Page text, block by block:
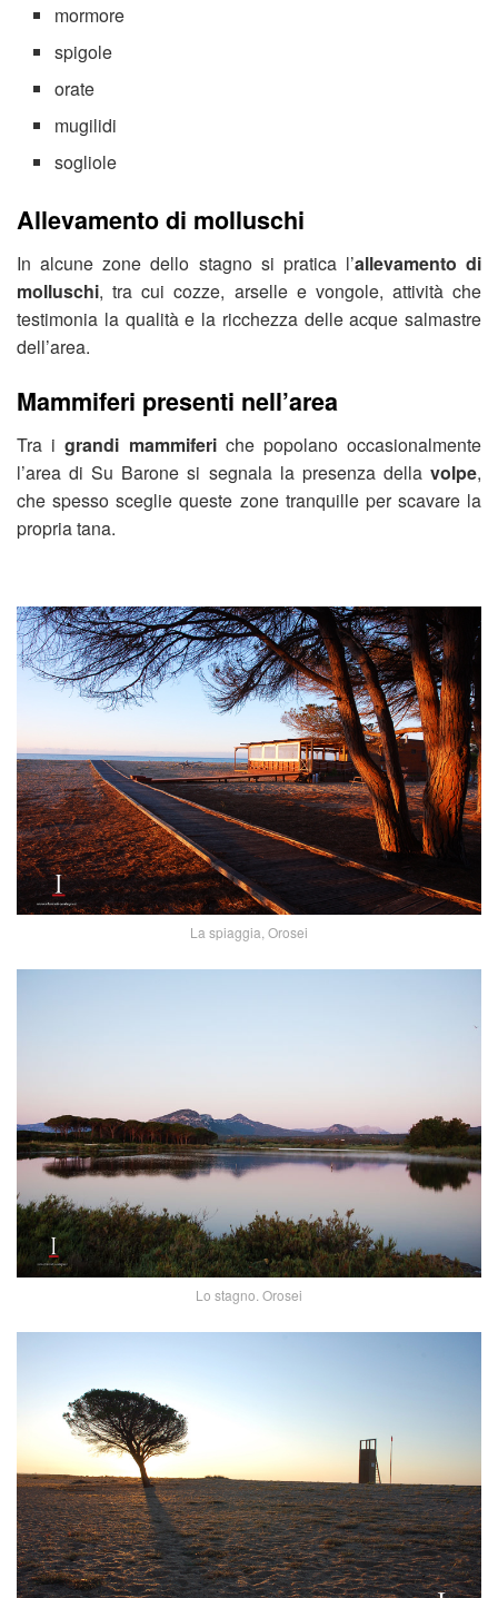
mormore
spigole
orate
mugilidi
sogliole
Allevamento di molluschi
In alcune zone dello stagno si pratica l’allevamento di
molluschi, tra cui cozze, arselle e vongole, attività che
testimonia la qualità e la ricchezza delle acque salmastre
dell’area.
Mammiferi presenti nell’area
Tra igrandi mammiferiche popolano occasionalmente
l’area di Su Barone si segnala la presenza della volpe,
che spesso sceglie queste zone tranquille per scavare la
propria tana.
La spiaggia, Orosei
Lo stagno. Orosei